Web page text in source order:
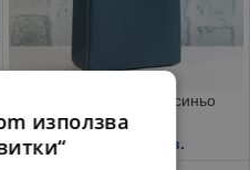
Ваза чанта Тъмно синьо
/ 7.02 лв.
използва